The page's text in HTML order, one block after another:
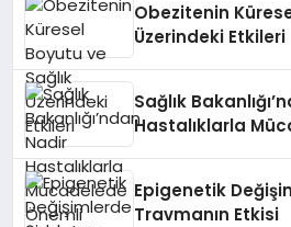
Obezitenin
Üzerindeki Etkileri
Sağlık
Hastalıklarla
Epigenetik
Travmanın Etkisi